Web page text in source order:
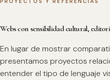
PROYECTOS Y REFERENCIAS
Webs con sensibilidad cultural,
En lugar de mostrar
presentamos proyectos
entender el tipo de lenguaje